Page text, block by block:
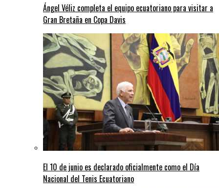
Ángel Véliz completa el equipo ecuatoriano para visitar a
Gran Bretaña en Copa Davis
El 10 de junio es declarado oficialmente como el Día
Nacional del Tenis Ecuatoriano